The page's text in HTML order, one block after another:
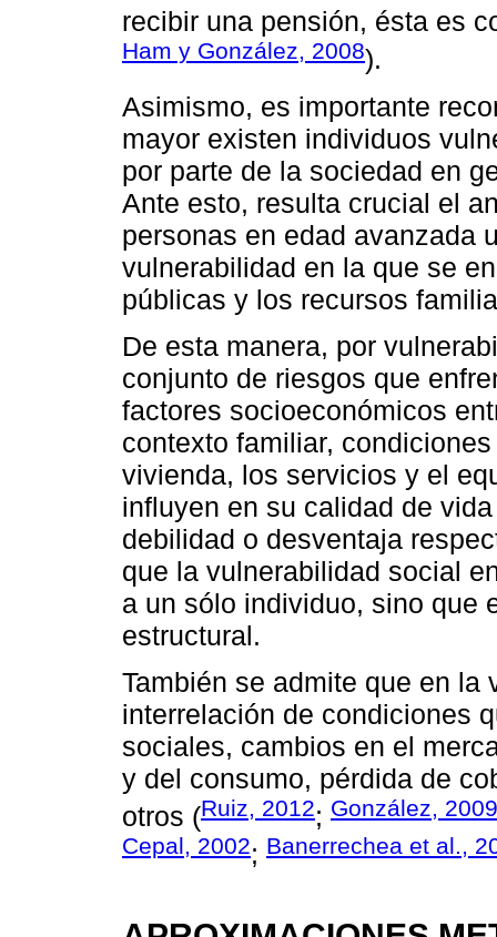
recibir una pensión, ésta es
Ham y González, 2008).
Asimismo, es importante
mayor existen individuos
por parte de la sociedad en
Ante esto, resulta crucial el
personas en edad avanzada
vulnerabilidad en la que se
públicas y los recursos
De esta manera, por
conjunto de riesgos que
factores socioeconómicos
contexto familiar,
vivienda, los servicios y el
influyen en su calidad de
debilidad o desventaja
que la vulnerabilidad social
a un sólo individuo, sino que
estructural.
También se admite que en
interrelación de condiciones
sociales, cambios en el
y del consumo, pérdida de
otros (Ruiz, 2012; González, 2009
Cepal, 2002; Banerrechea et al.,